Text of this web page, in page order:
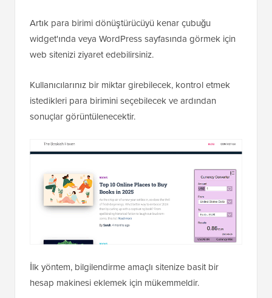
Artık para birimi dönüştürücüyü kenar çubuğu
widget'ında veya WordPress sayfasında görmek için
web sitenizi ziyaret edebilirsiniz.
Kullanıcılarınız bir miktar girebilecek, kontrol etmek
istedikleri para birimini seçebilecek ve ardından
sonuçlar görüntülenecektir.
İlk yöntem, bilgilendirme amaçlı sitenize basit bir
hesap makinesi eklemek için mükemmeldir.